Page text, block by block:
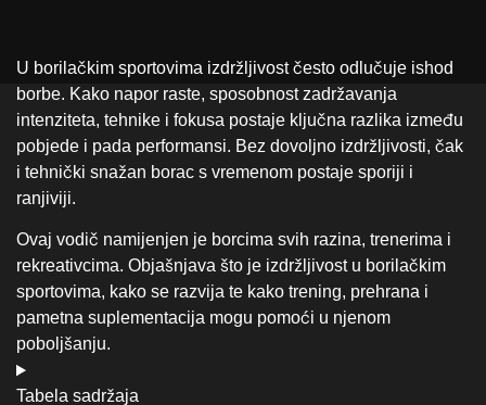
U borilačkim sportovima izdržljivost često odlučuje ishod
borbe. Kako napor raste, sposobnost zadržavanja
intenziteta, tehnike i fokusa postaje ključna razlika između
pobjede i pada performansi. Bez dovoljno izdržljivosti, čak
i tehnički snažan borac s vremenom postaje sporiji i
ranjiviji.
Ovaj vodič namijenjen je borcima svih razina, trenerima i
rekreativcima. Objašnjava što je izdržljivost u borilačkim
sportovima, kako se razvija te kako trening, prehrana i
pametna suplementacija mogu pomoći u njenom
poboljšanju.
Tabela sadržaja